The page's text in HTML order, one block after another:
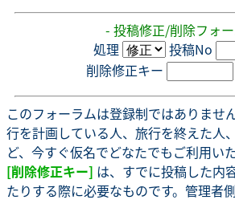
- 投稿修正/削除フォ
処理
投稿No
削除修正キー
このフォーラムは登録制ではありませ
行を計画している人、旅行を終えた人
ど、今すぐ仮名でどなたでもご利用いた
[削除修正キー] は、すでに投稿した内
たりする際に必要なものです。管理者